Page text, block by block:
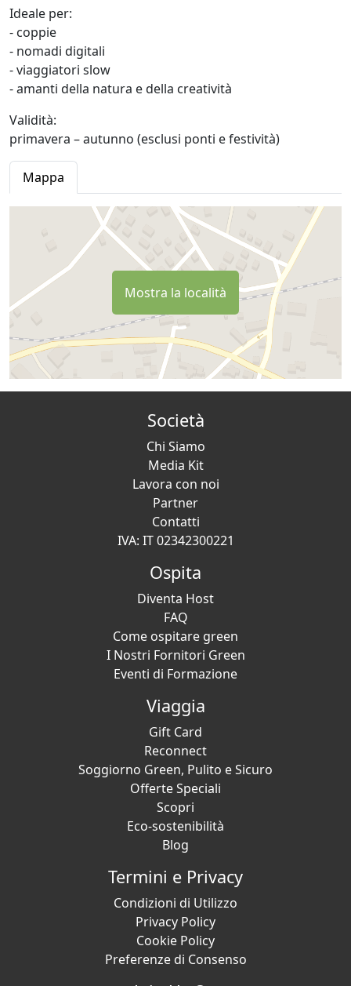
Ideale per:
- coppie
- nomadi digitali
- viaggiatori slow
- amanti della natura e della creatività
Validità:
primavera – autunno (esclusi ponti e festività)
Mappa
Mostra la località
Società
Chi Siamo
Media Kit
Lavora con noi
Partner
Contatti
IVA: IT 02342300221
Ospita
Diventa Host
FAQ
Come ospitare green
I Nostri Fornitori Green
Eventi di Formazione
Viaggia
Gift Card
Reconnect
Soggiorno Green, Pulito e Sicuro
Offerte Speciali
Scopri
Eco-sostenibilità
Blog
Termini e Privacy
Condizioni di Utilizzo
Privacy Policy
Cookie Policy
Preferenze di Consenso